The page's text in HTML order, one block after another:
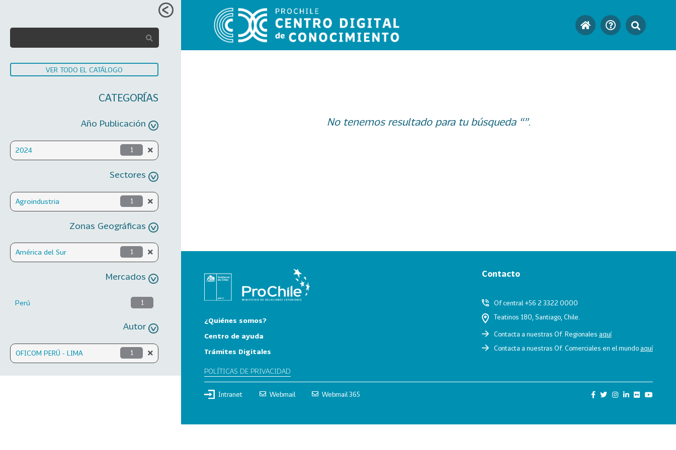
VER TODO EL CATÁLOGO
CATEGORÍAS
Año Publicación
2024 1
Sectores
Agroindustria 1
Zonas Geográficas
América del Sur 1
Mercados
Perú 1
Autor
OFICOM PERÚ - LIMA 1
No tenemos resultado para tu búsqueda “”.
¿Quiénes somos?
Centro de ayuda
Trámites Digitales
POLÍTICAS DE PRIVACIDAD
Contacto
Of central +56 2 3322 0000
Teatinos 180, Santiago, Chile.
Contacta a nuestras Of. Regionales aquí
Contacta a nuestras Of. Comerciales en el mundoaquí
Intranet Webmail Webmail 365